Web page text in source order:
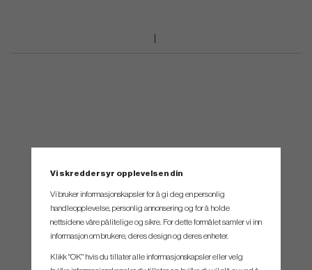
Vi skreddersyr opplevelsen din
Vi bruker informasjonskapsler for å gi deg en personlig
handleopplevelse, personlig annonsering og for å holde
nettsidene våre pålitelige og sikre. For dette formålet samler vi inn
informasjon om brukere, deres design og deres enheter.
Klikk "OK" hvis du tillater alle informasjonskapsler eller velg